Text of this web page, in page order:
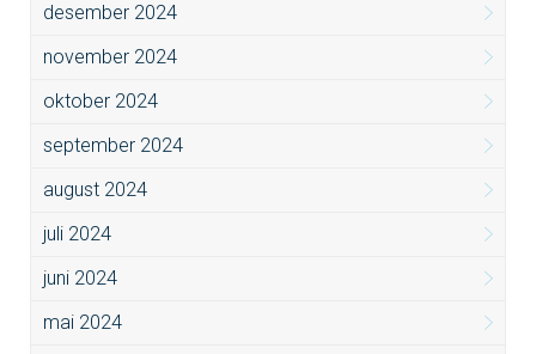
desember 2024
november 2024
oktober 2024
september 2024
august 2024
juli 2024
juni 2024
mai 2024